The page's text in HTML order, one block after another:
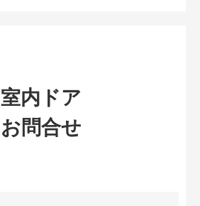
室内ドア
お問合せ